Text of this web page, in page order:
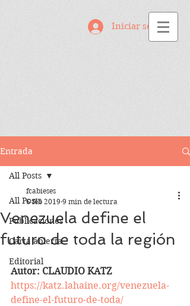
Iniciar sesión
Entrada
All Posts
Publicaciones
Carta abierta
Editorial
All Posts
Venezuela define el
futuro de toda la región
fcabieses
6 feb 2019 9 min de lectura
Autor: CLAUDIO KATZ
https://katz.lahaine.org/venezuela-
define-el-futuro-de-toda/